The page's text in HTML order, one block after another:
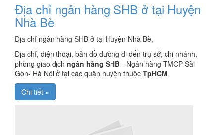
Địa chỉ ngân hàng SHB ở tại Huyện
Nhà Bè
Địa chỉ ngân hàng SHB ở tại Huyện Nhà Bè,
Địa chỉ, điện thoại, bản đồ đường đi đến trụ sở, chi nhánh,
phòng giao dịch ngân hàng SHB - Ngân hàng TMCP Sài
Gòn- Hà Nội ở tại các quận huyện thuộc TpHCM
Chi tiết »